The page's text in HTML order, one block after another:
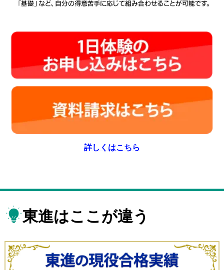
詳しくはこちら
東進はここが違う